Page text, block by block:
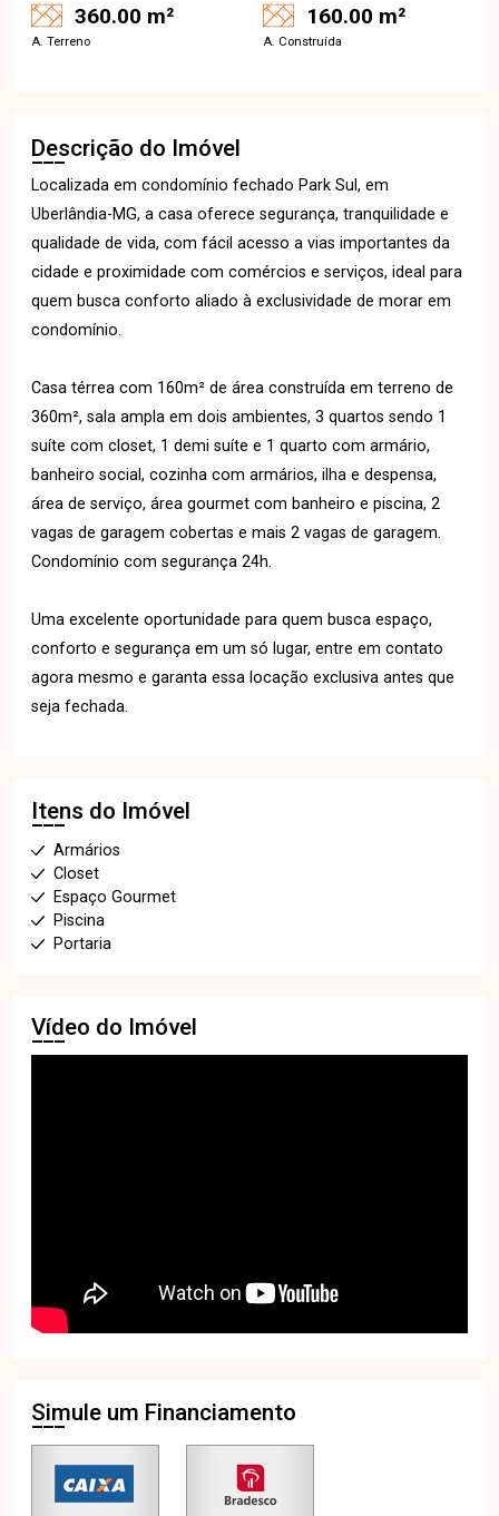
360.00 m²
A. Terreno
160.00 m²
A. Construída
Descrição do Imóvel
Localizada em condomínio fechado Park Sul, em
Uberlândia-MG, a casa oferece segurança, tranquilidade e
qualidade de vida, com fácil acesso a vias importantes da
cidade e proximidade com comércios e serviços, ideal para
quem busca conforto aliado à exclusividade de morar em
condomínio.
Casa térrea com 160m² de área construída em terreno de
360m², sala ampla em dois ambientes, 3 quartos sendo 1
suíte com closet, 1 demi suíte e 1 quarto com armário,
banheiro social, cozinha com armários, ilha e despensa,
área de serviço, área gourmet com banheiro e piscina, 2
vagas de garagem cobertas e mais 2 vagas de garagem.
Condomínio com segurança 24h.
Uma excelente oportunidade para quem busca espaço,
conforto e segurança em um só lugar, entre em contato
agora mesmo e garanta essa locação exclusiva antes que
seja fechada.
Itens do Imóvel
Armários
Closet
Espaço Gourmet
Piscina
Portaria
Vídeo do Imóvel
Simule um Financiamento